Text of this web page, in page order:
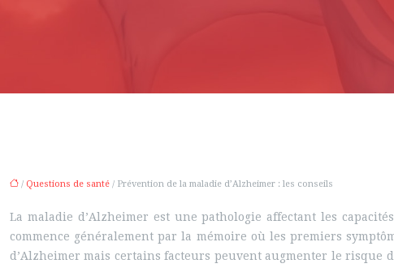
/ Questions de santé / Prévention de la maladie d’Alzheimer : les conseils
La maladie d’Alzheimer est une pathologie affectant les
commence généralement par la mémoire où les premiers
d’Alzheimer mais certains facteurs peuvent augmenter le risque